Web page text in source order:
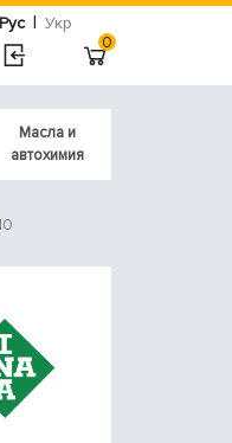
Рус | Укр
0
Масла и
автохимия